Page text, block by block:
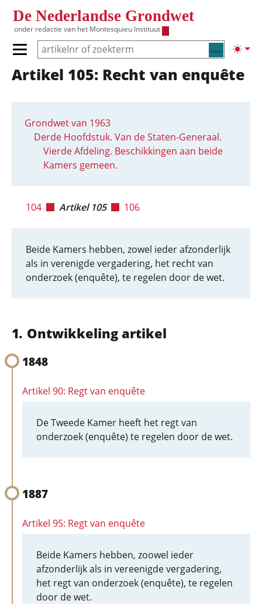
De Nederlandse Grondwet
onder redactie van het Montesquieu Instituut
Zoeken
Primair menu tonen/verbergen
Hoofdnavigatie
Artikel 105: Recht van enquête
Grondwet van 1963
Derde Hoofdstuk. Van de Staten-Generaal.
Vierde Afdeling. Beschikkingen aan beide
Kamers gemeen.
104 Artikel 105 106
Beide Kamers hebben, zowel ieder afzonderlijk
als in verenigde vergadering, het recht van
onderzoek (enquête), te regelen door de wet.
Ontwikkeling artikel
1848
Artikel 90: Regt van enquête
De Tweede Kamer heeft het regt van
onderzoek (enquête) te regelen door de wet.
1887
Artikel 95: Regt van enquête
Beide Kamers hebben, zoowel ieder
afzonderlijk als in vereenigde vergadering,
het regt van onderzoek (enquête), te regelen
door de wet.